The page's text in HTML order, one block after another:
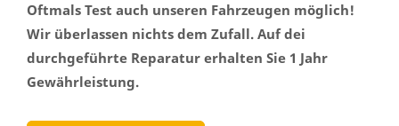
Oftmals Test auch unseren Fahrzeugen möglich!
Wir überlassen nichts dem Zufall. Auf dei
durchgeführte Reparatur erhalten Sie 1 Jahr
Gewährleistung.